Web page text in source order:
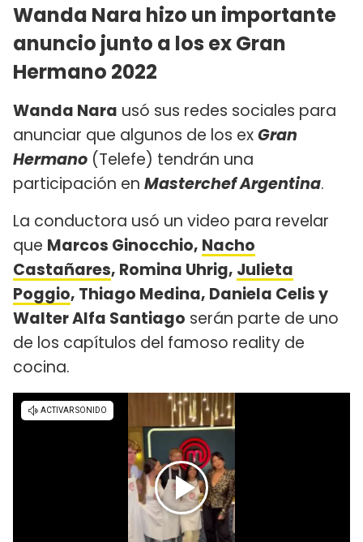
Wanda Nara hizo un importante
anuncio junto a los ex Gran
Hermano 2022
Wanda Nara usó sus redes sociales para
anunciar que algunos de los exGran
Hermano (Telefe) tendrán una
participación en Masterchef Argentina.
La conductora usó un video para revelar
que Marcos Ginocchio, Nacho
Castañares, Romina Uhrig, Julieta
Poggio, Thiago Medina, Daniela Celis y
Walter Alfa Santiago serán parte de uno
de los capítulos del famoso reality de
cocina.